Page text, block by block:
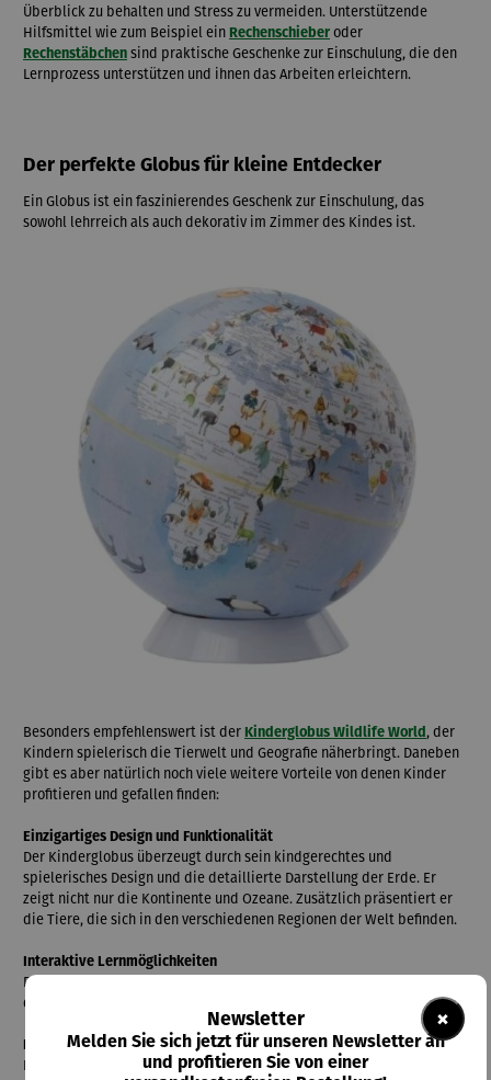
Überblick zu behalten und Stress zu vermeiden. Unterstützende
Hilfsmittel wie zum Beispiel ein Rechenschieber oder
Rechenstäbchen sind praktische Geschenke zur Einschulung, die den
Lernprozess unterstützen und ihnen das Arbeiten erleichtern.
Der perfekte Globus für kleine Entdecker
Ein Globus ist ein faszinierendes Geschenk zur Einschulung, das
sowohl lehrreich als auch dekorativ im Zimmer des Kindes ist.
Besonders empfehlenswert ist der Kinderglobus Wildlife World , der
Kindern spielerisch die Tierwelt und Geografie näherbringt. Daneben
gibt es aber natürlich noch viele weitere Vorteile von denen Kinder
profitieren und gefallen finden:
Einzigartiges Design und Funktionalität
Der Kinderglobus überzeugt durch sein kindgerechtes und
spielerisches Design und die detaillierte Darstellung der Erde. Er
zeigt nicht nur die Kontinente und Ozeane. Zusätzlich präsentiert er
die Tiere, die sich in den verschiedenen Regionen der Welt befinden.
Interaktive Lernmöglichkeiten
Das Interesse an verschiedenen Kulturen und Vegetationszonen wird
durch das Betrachten und Erkunden des Globus erweckt.
Hochwertige Verarbeitung
Der Globus sowie der Sockel werden aus robustem Kunststoff
×
Newsletter
Melden Sie sich jetzt für unseren Newsletter an
und profitieren Sie von einer